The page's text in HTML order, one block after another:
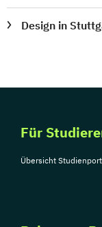
Design in
Für
Übersicht